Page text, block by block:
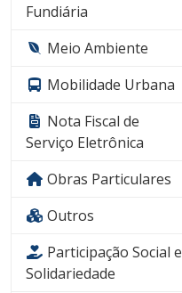
Fundiária
Meio Ambiente
Mobilidade Urbana
Nota Fiscal de
Serviço Eletrônica
Obras Particulares
Outros
Participação Social e
Solidariedade